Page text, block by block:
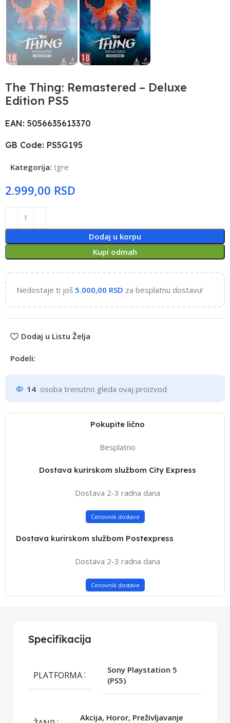
The Thing: Remastered – Deluxe
Edition PS5
EAN: 5056635613370
GB Code: PS5G195
Kategorija: Igre
RSD
Dodaj u korpu
Kupi odmah
Nedostaje ti još 5.000,00 RSD za besplatnu dostavu!
Dodaj u Listu Želja
Podeli:
14 osoba trenutno gleda ovaj proizvod
Pokupite lično
Besplatno
Dostava kurirskom službom City Express
Dostava 2-3 radna dana
Cenovnik dostave
Dostava kurirskom službom Postexpress
Dostava 2-3 radna dana
Cenovnik dostave
Specifikacija
PLATFORMA
Sony Playstation 5
(PS5)
Akcija, Horor, Preživljavanje